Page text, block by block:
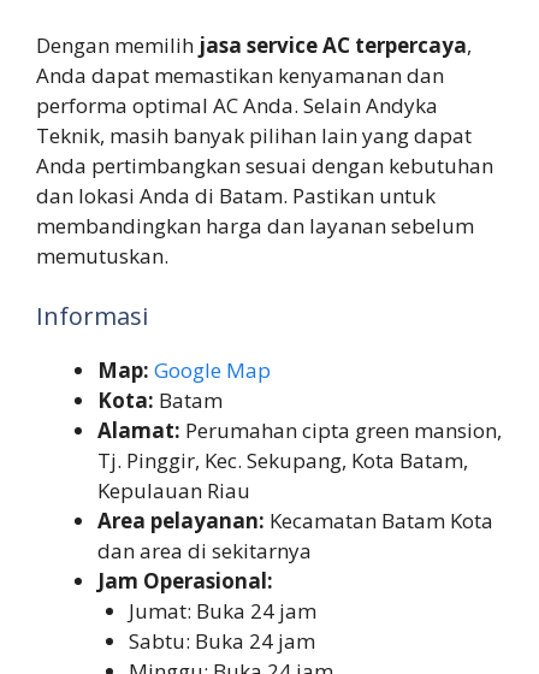
Dengan memilih jasa service AC terpercaya,
Anda dapat memastikan kenyamanan dan
performa optimal AC Anda. Selain Andyka
Teknik, masih banyak pilihan lain yang dapat
Anda pertimbangkan sesuai dengan kebutuhan
dan lokasi Anda di Batam. Pastikan untuk
membandingkan harga dan layanan sebelum
memutuskan.
Informasi
Map: Google Map
Kota: Batam
Alamat: Perumahan cipta green mansion,
Tj. Pinggir, Kec. Sekupang, Kota Batam,
Kepulauan Riau
Area pelayanan: Kecamatan Batam Kota
dan area di sekitarnya
Jam Operasional:
Jumat: Buka 24 jam
Sabtu: Buka 24 jam